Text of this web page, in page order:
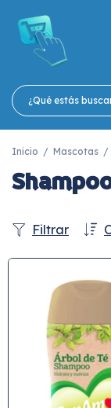
Inicio / Mascotas /
Filtrar